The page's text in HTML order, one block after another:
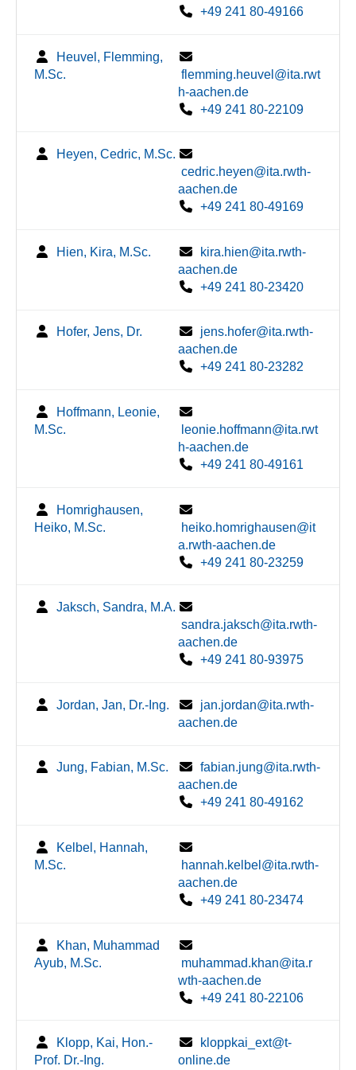
+49 241 80-49166
Heuvel, Flemming,
M.Sc.
flemming.heuvel@ita.rwt
h-aachen.de
+49 241 80-22109
Heyen, Cedric, M.Sc.
cedric.heyen@ita.rwth-
aachen.de
+49 241 80-49169
Hien, Kira, M.Sc.
kira.hien@ita.rwth-
aachen.de
+49 241 80-23420
Hofer, Jens, Dr.
jens.hofer@ita.rwth-
aachen.de
+49 241 80-23282
Hoffmann, Leonie,
M.Sc.
leonie.hoffmann@ita.rwt
h-aachen.de
+49 241 80-49161
Homrighausen,
Heiko, M.Sc.
heiko.homrighausen@it
a.rwth-aachen.de
+49 241 80-23259
Jaksch, Sandra, M.A.
sandra.jaksch@ita.rwth-
aachen.de
+49 241 80-93975
Jordan, Jan, Dr.-Ing.
jan.jordan@ita.rwth-
aachen.de
Jung, Fabian, M.Sc.
fabian.jung@ita.rwth-
aachen.de
+49 241 80-49162
Kelbel, Hannah,
M.Sc.
hannah.kelbel@ita.rwth-
aachen.de
+49 241 80-23474
Khan, Muhammad
Ayub, M.Sc.
muhammad.khan@ita.r
wth-aachen.de
+49 241 80-22106
Klopp, Kai, Hon.-
Prof. Dr.-Ing.
kloppkai_ext@t-
online.de